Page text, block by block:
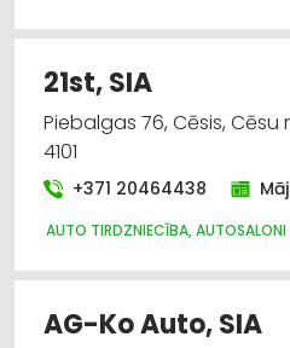
Auto ķīmija, auto krāsas
Biznesa konsultācijas,
AUTO ĶĪMIJA, AUTO KRĀSAS
21st, SIA
Piebalgas 76, Cēsis, Cēsu
4101
+371 20464438
AUTO TIRDZNIECĪBA, AUTOSALONI
AG-Ko Auto, SIA